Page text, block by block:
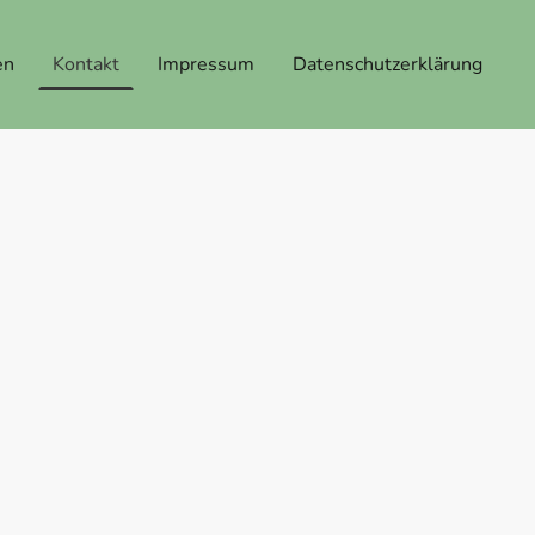
Kontakt Impressum Datenschutzerklärung